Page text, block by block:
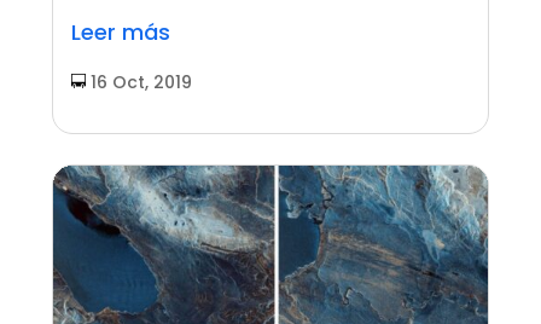
Leer más
16 Oct, 2019